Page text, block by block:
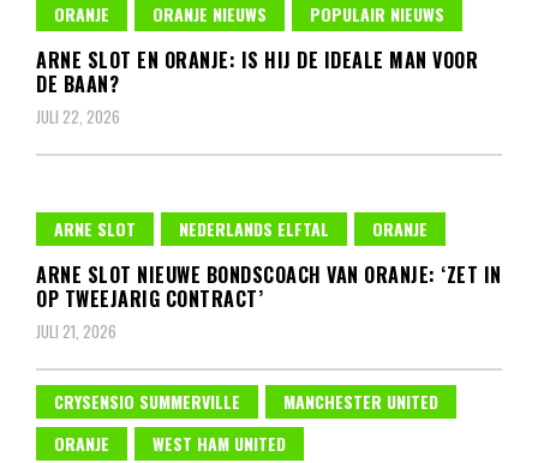
ORANJE
ORANJE NIEUWS POPULAIR NIEUWS
ARNE SLOT EN ORANJE: IS HIJ DE IDEALE MAN VOOR
DE BAAN?
JULI 22, 2026
ARNE SLOT NEDERLANDS ELFTAL ORANJE
ARNE SLOT NIEUWE BONDSCOACH VAN ORANJE: ‘ZET IN
OP TWEEJARIG CONTRACT’
JULI 21, 2026
CRYSENSIO SUMMERVILLE
MANCHESTER UNITED
ORANJE
WEST HAM UNITED